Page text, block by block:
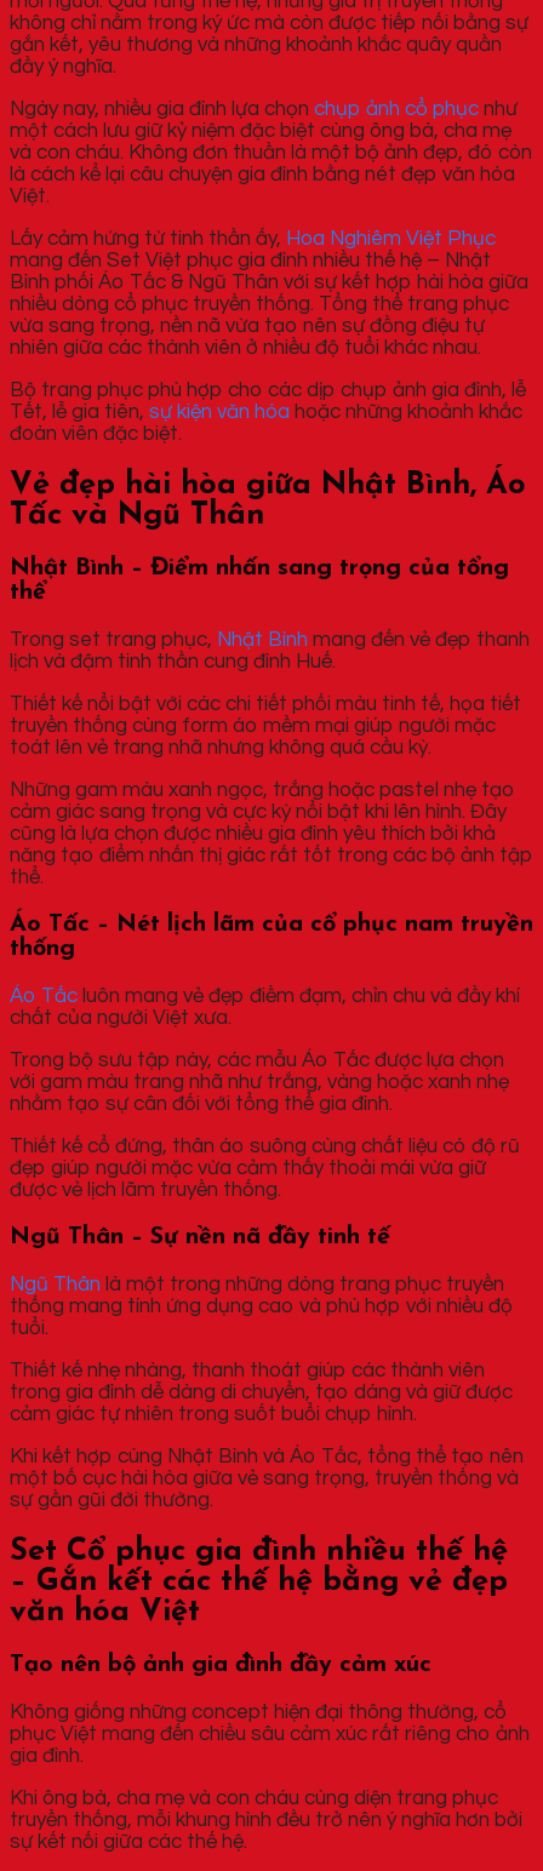
không chỉ nằm trong ký ức mà còn được tiếp nối bằng sự
gắn kết, yêu thương và những khoảnh khắc quây quần
đầy ý nghĩa.
Ngày nay, nhiều gia đình lựa chọn chụp ảnh cổ phục như
một cách lưu giữ kỷ niệm đặc biệt cùng ông bà, cha mẹ
và con cháu. Không đơn thuần là một bộ ảnh đẹp, đó còn
là cách kể lại câu chuyện gia đình bằng nét đẹp văn hóa
Việt.
Lấy cảm hứng từ tinh thần ấy, Hoa Nghiêm Việt Phục
mang đến Set Việt phục gia đình nhiều thế hệ – Nhật
Bình phối Áo Tấc & Ngũ Thân với sự kết hợp hài hòa giữa
nhiều dòng cổ phục truyền thống. Tổng thể trang phục
vừa sang trọng, nền nã vừa tạo nên sự đồng điệu tự
nhiên giữa các thành viên ở nhiều độ tuổi khác nhau.
Bộ trang phục phù hợp cho các dịp chụp ảnh gia đình, lễ
Tết, lễ gia tiên, sự kiện văn hóa hoặc những khoảnh khắc
đoàn viên đặc biệt.
Vẻ đẹp hài hòa giữa Nhật Bình, Áo
Tấc và Ngũ Thân
Nhật Bình – Điểm nhấn sang trọng của tổng
thể
Trong set trang phục, Nhật Bình mang đến vẻ đẹp thanh
lịch và đậm tinh thần cung đình Huế.
Thiết kế nổi bật với các chi tiết phối màu tinh tế, họa tiết
truyền thống cùng form áo mềm mại giúp người mặc
toát lên vẻ trang nhã nhưng không quá cầu kỳ.
Những gam màu xanh ngọc, trắng hoặc pastel nhẹ tạo
cảm giác sang trọng và cực kỳ nổi bật khi lên hình. Đây
cũng là lựa chọn được nhiều gia đình yêu thích bởi khả
năng tạo điểm nhấn thị giác rất tốt trong các bộ ảnh tập
thể.
Áo Tấc – Nét lịch lãm của cổ phục nam truyền
thống
Áo Tấc luôn mang vẻ đẹp điềm đạm, chỉn chu và đầy khí
chất của người Việt xưa.
Trong bộ sưu tập này, các mẫu Áo Tấc được lựa chọn
với gam màu trang nhã như trắng, vàng hoặc xanh nhẹ
nhằm tạo sự cân đối với tổng thể gia đình.
Thiết kế cổ đứng, thân áo suông cùng chất liệu có độ rũ
đẹp giúp người mặc vừa cảm thấy thoải mái vừa giữ
được vẻ lịch lãm truyền thống.
Ngũ Thân – Sự nền nã đầy tinh tế
Ngũ Thân là một trong những dòng trang phục truyền
thống mang tính ứng dụng cao và phù hợp với nhiều độ
tuổi.
Thiết kế nhẹ nhàng, thanh thoát giúp các thành viên
trong gia đình dễ dàng di chuyển, tạo dáng và giữ được
cảm giác tự nhiên trong suốt buổi chụp hình.
Khi kết hợp cùng Nhật Bình và Áo Tấc, tổng thể tạo nên
một bố cục hài hòa giữa vẻ sang trọng, truyền thống và
sự gần gũi đời thường.
Set Cổ phục gia đình nhiều thế hệ
– Gắn kết các thế hệ bằng vẻ đẹp
văn hóa Việt
Tạo nên bộ ảnh gia đình đầy cảm xúc
Không giống những concept hiện đại thông thường, cổ
phục Việt mang đến chiều sâu cảm xúc rất riêng cho ảnh
gia đình.
Khi ông bà, cha mẹ và con cháu cùng diện trang phục
truyền thống, mỗi khung hình đều trở nên ý nghĩa hơn bởi
sự kết nối giữa các thế hệ.